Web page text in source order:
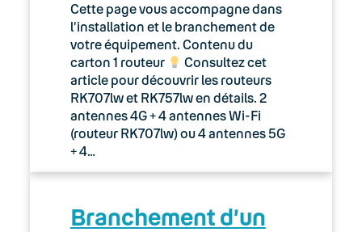
Cette page vous accompagne dans
l’installation et le branchement de
votre équipement. Contenu du
carton 1 routeur
Consultez cet
article pour découvrir les routeurs
RK707lw et RK757lw en détails. 2
antennes 4G + 4 antennes Wi-Fi
(routeur RK707lw) ou 4 antennes 5G
+ 4…
Branchement d’un